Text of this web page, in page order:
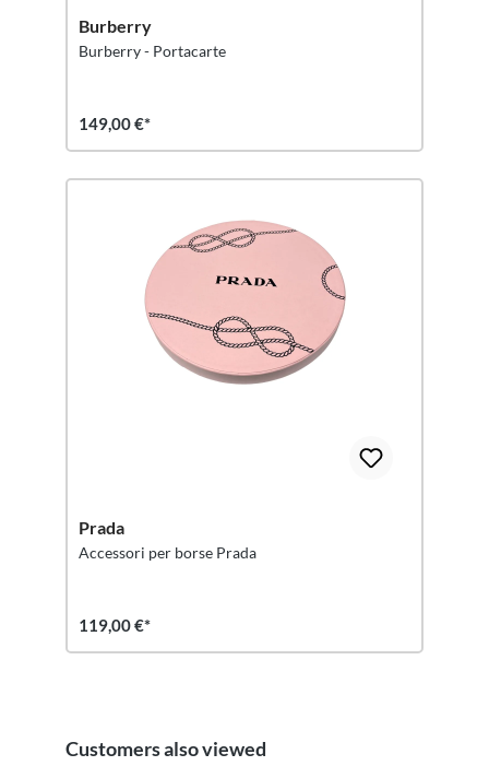
Burberry
Burberry - Portacarte
149,00 €*
Prada
Accessori per borse Prada
119,00 €*
Salta la galleria dei prodotti
Customers also viewed